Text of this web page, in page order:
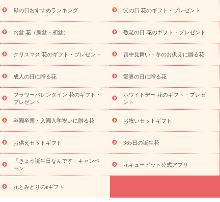
供え・お悔やみ商品一覧
お供え・お悔やみの花
四十九日法要以
お供え プリザーブドフラワー
ペットのお供えフラワー
お盆（新
盆・初盆）
その他 お祝い返し お見舞い
お取り寄せギフト
ビジネス用
ご自宅用 観葉植物 ミディ胡蝶蘭
プリザーブ
ドフラワー
スタイルから探す アレンジメント 花束
スタ
ンド花
お祝い お供え・お悔やみ 胡蝶蘭 胡蝶蘭・花鉢
ディ胡蝶蘭・お祝い
ミディ胡蝶蘭・お供え
世界初の青色胡蝶蘭
観葉植物
観葉植物 産直多肉植物
プリザーブドフラワー
お祝い
お供え・お悔やみ 花とセットギフト
セミオーダー
プチギフト（hanamore -ハナモア-）
花とみどりのeギフト
キューピットのeGfit
カラー ピンク イエローオレンジ
レッ
ド
お花の種類 トルコキキョウ
お祝い お祝い・3000円～ お祝い・4000円～
お祝い・
5000円～
お祝い・7000円～ お祝い・ 10000円～
お供え・お
悔やみ
円～
お供え・お悔やみ・
読み物
母の日おすすめランキング 父の日 花のギフト・プレゼント
お盆 花（新盆・初盆） 敬老の日 花のギフト・プレゼント
クリスマス 花のギフト・プレゼント 喪中見舞い・冬のお供えに贈る花
成人の日に贈る花 愛妻の日に贈る花
フラワーバレンタイン 花のギフト・
プレゼント
ホワイトデー 花のギフト・プレゼ
ント
卒園卒業・入園入学祝いに贈る花 お祝いセットギフト
お供えセットギフト 365日の誕生花
「きょう誕生日なんです」キャンペ
ーン
花キューピット公式アプリ
花とみどりのeギフト